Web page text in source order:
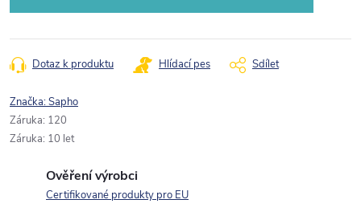
Dotaz k produktu Hlídací pes Sdílet
Značka:Sapho
Záruka: 120
Záruka: 10 let
Ověření výrobci
Certifikované produkty pro EU